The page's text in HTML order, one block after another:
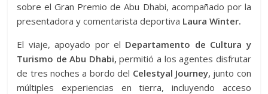
sobre el Gran Premio de Abu Dhabi, acompañado por la
presentadora y comentarista deportiva Laura Winter.
El viaje, apoyado por el Departamento de Cultura y
Turismo de Abu Dhabi, permitió a los agentes disfrutar
de tres noches a bordo del Celestyal Journey, junto con
múltiples experiencias en tierra, incluyendo acceso